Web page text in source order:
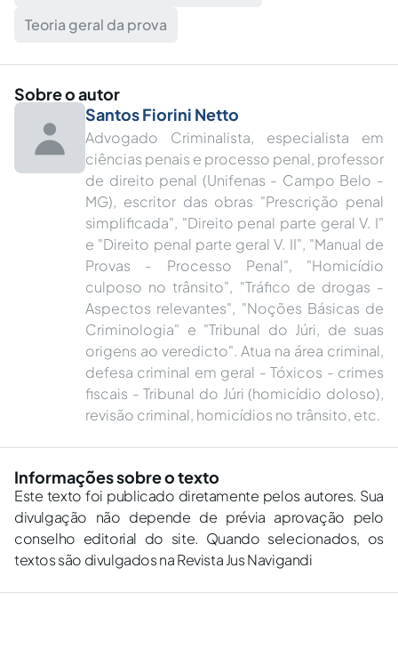
Teoria geral da prova
Sobre o autor
Santos Fiorini Netto
Advogado Criminalista, especialista em
ciências penais e processo penal, professor
de direito penal (Unifenas - Campo Belo -
MG), escritor das obras "Prescrição penal
simplificada", "Direito penal parte geral V. I"
e "Direito penal parte geral V. II", "Manual de
Provas - Processo Penal", "Homicídio
culposo no trânsito", "Tráfico de drogas -
Aspectos relevantes", "Noções Básicas de
Criminologia" e "Tribunal do Júri, de suas
origens ao veredicto". Atua na área criminal,
defesa criminal em geral - Tóxicos - crimes
fiscais - Tribunal do Júri (homicídio doloso),
revisão criminal, homicídios no trânsito, etc.
Informações sobre o texto
Este texto foi publicado diretamente pelos autores. Sua
divulgação não depende de prévia aprovação pelo
conselho editorial do site. Quando selecionados, os
textos são divulgados na Revista Jus Navigandi